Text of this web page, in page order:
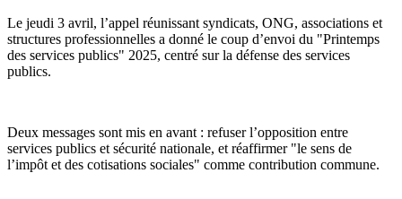
Le jeudi 3 avril, l’appel réunissant syndicats, ONG, associations et
structures professionnelles a donné le coup d’envoi du "Printemps
des services publics" 2025, centré sur la défense des services
publics.
Deux messages sont mis en avant : refuser l’opposition entre
services publics et sécurité nationale, et réaffirmer "le sens de
l’impôt et des cotisations sociales" comme contribution commune.